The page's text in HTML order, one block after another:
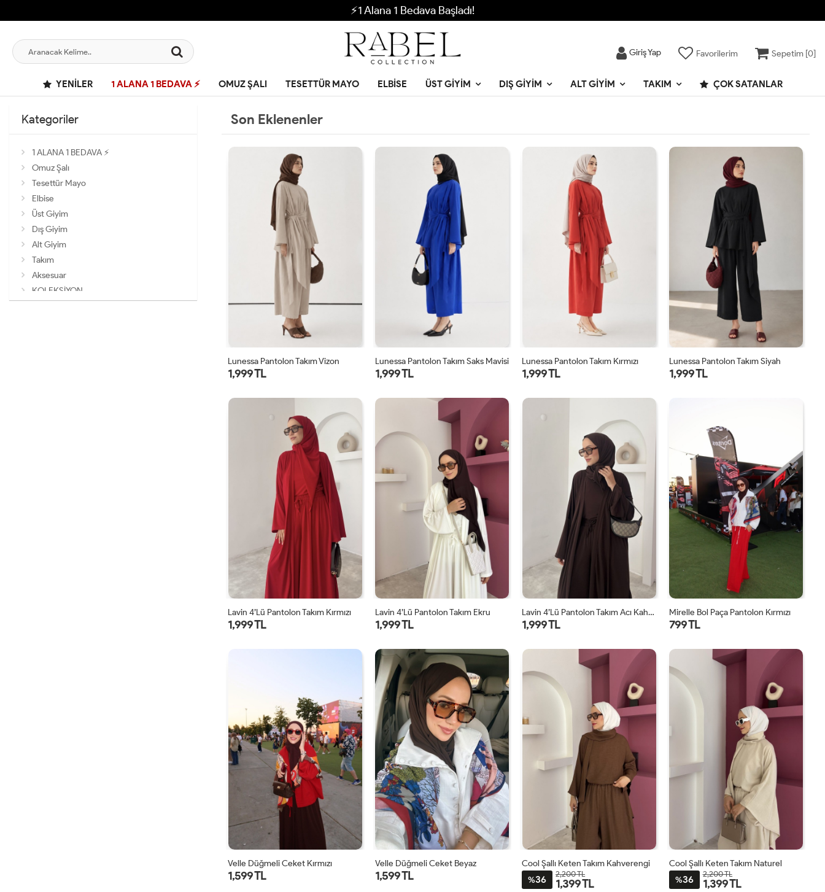
⚡1 Alana 1 Bedava Başladı!
Giriş Yap Favorilerim Sepetim [0]
YENILER 1 ALANA 1 BEDAVA ⚡ OMUZ ŞALI TESETTÜR MAYO ELBISE ÜST GIYIM DIŞ GIYIM ALT GIYIM TAKIM ÇOK SATANLAR
Kategoriler
1 ALANA 1 BEDAVA ⚡
Omuz Şalı
Tesettür Mayo
Elbise
Üst Giyim
Dış Giyim
Alt Giyim
Takım
Aksesuar
KOLEKSİYON
Son Eklenenler
1 2
Lunessa Pantolon Takım Vizon
1,999 TL
1 2
Lunessa Pantolon Takım Saks Mavisi
1,999 TL
1 2
Lunessa Pantolon Takım Kırmızı
1,999 TL
Lunessa Pantolon Takım Siyah
1,999 TL
1 2
Lavin 4’lü Pantolon Takım Kırmızı
1,999 TL
1 2
Lavin 4’lü Pantolon Takım Ekru
1,999 TL
1 2
Lavin 4’lü Pantolon Takım Acı Kahve
1,999 TL
1 2
Mirelle Bol Paça Pantolon Kırmızı
799 TL
Velle Düğmeli Ceket Kırmızı
1,599 TL
Velle Düğmeli Ceket Beyaz
1,599 TL
Cool Şallı Keten Takım Kahverengi
%36 2,200 TL
1,399 TL
Cool Şallı Keten Takım Naturel
%36 2,200 TL
1,399 TL